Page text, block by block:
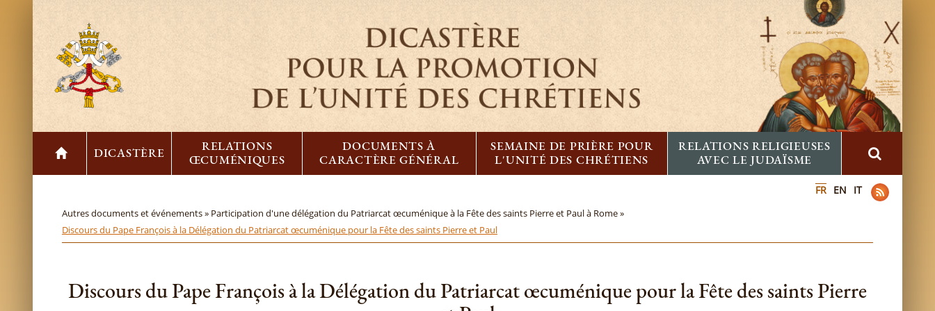
DICASTÈRE
RELATIONS
ŒCUMÉNIQUES
DOCUMENTS À
CARACTÈRE GÉNÉRAL
SEMAINE DE PRIÈRE POUR
L'UNITÉ DES CHRÉTIENS
RELATIONS RELIGIEUSES
AVEC LE JUDAÏSME
FR EN IT
Autres documents et événements » Participation d'une délégation du Patriarcat œcuménique à la Fête des saints Pierre et Paul à Rome »
Discours du Pape François à la Délégation du Patriarcat œcuménique pour la Fête des saints Pierre et Paul
Discours du Pape François à la Délégation du Patriarcat œcuménique pour la Fête des saints Pierre